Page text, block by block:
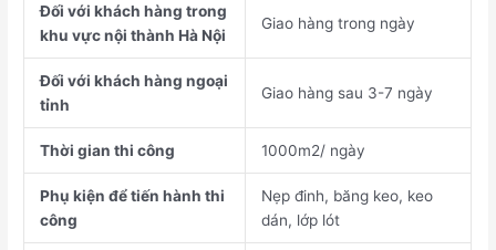
Đối với khách hàng trong
khu vực nội thành Hà Nội
Giao hàng trong ngày
Đối với khách hàng ngoại
tỉnh
Giao hàng sau 3-7 ngày
Thời gian thi công 1000m2/ ngày
Phụ kiện để tiến hành thi
công
Nẹp đinh, băng keo, keo
dán, lớp lót